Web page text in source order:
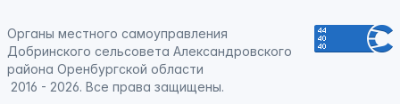
Органы местного самоуправления
Добринского сельсовета Александровского
района Оренбургской области
2016 - 2026. Все права защищены.